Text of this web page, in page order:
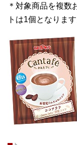
＊対象商品を複数
トは1個となります